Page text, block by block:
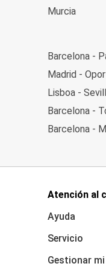
y para 2050 en
otros servicios como
intuitiva y nuestra
comodidad y estilo
Murcia
Barcelona -
Madrid -
Lisboa -
Barcelona -
Barcelona -
Atención al
Ayuda
Servicio
Gestionar